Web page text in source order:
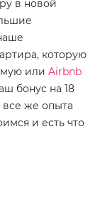
в новой
которую
или Airbnb
бонус на 18
все же опыта
и есть что